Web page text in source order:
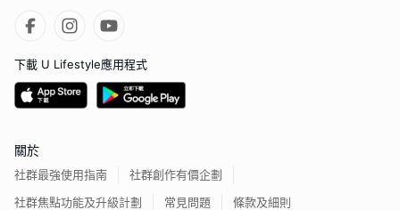
下載 U Lifestyle應用程式
關於
社群最強使用指南
社群創作有價企劃
社群焦點功能及升級計劃
常見問題 條款及細則